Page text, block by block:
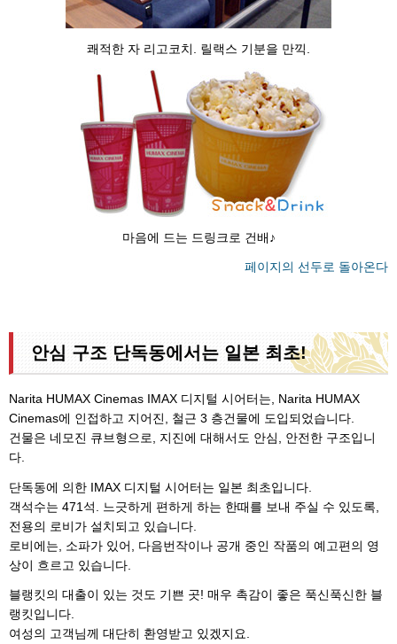
쾌적한 자 리고코치. 릴랙스 기분을 만끽.
마음에 드는 드링크로 건배♪
페이지의 선두로 돌아온다
안심 구조 단독동에서는 일본 최초!
Narita HUMAX Cinemas IMAX 디지털 시어터는, Narita HUMAX
Cinemas에 인접하고 지어진, 철근 3 층건물에 도입되었습니다.
건물은 네모진 큐브형으로, 지진에 대해서도 안심, 안전한 구조입니
다.
단독동에 의한 IMAX 디지털 시어터는 일본 최초입니다.
객석수는 471석. 느긋하게 편하게 하는 한때를 보내 주실 수 있도록,
전용의 로비가 설치되고 있습니다.
로비에는, 소파가 있어, 다음번작이나 공개 중인 작품의 예고편의 영
상이 흐르고 있습니다.
블랭킷의 대출이 있는 것도 기쁜 곳! 매우 촉감이 좋은 푹신푹신한 블
랭킷입니다.
여성의 고객님께 대단히 환영받고 있겠지요.